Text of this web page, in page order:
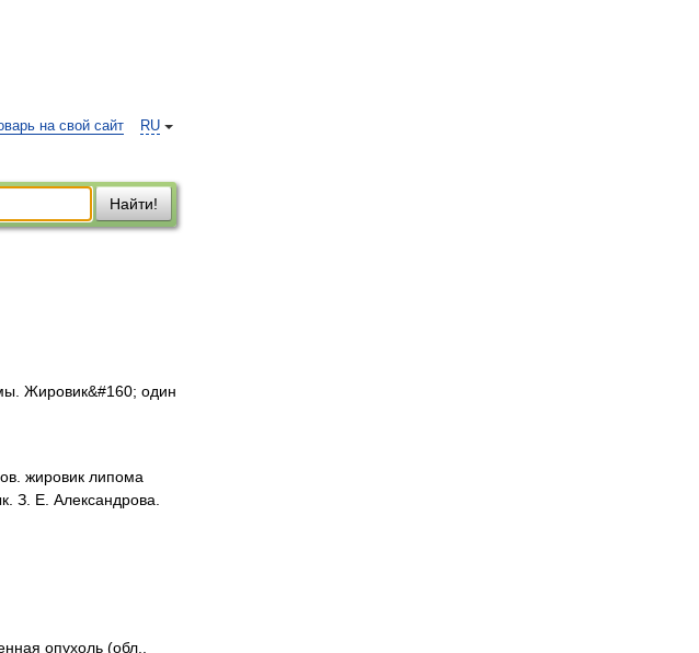
RU
на свой сайт
Найти!
Жировик&#160; один
жировик липома
З. Е. Александрова.
опухоль (обл.,